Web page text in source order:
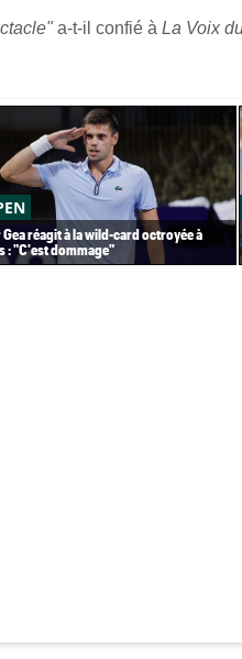
a-t-il confié à La Voix
réagit à la wild-card octroyée à
: "C'est dommage"